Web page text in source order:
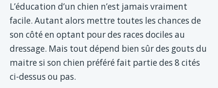
L’éducation d’un chien n’est jamais vraiment
facile. Autant alors mettre toutes les chances de
son côté en optant pour des races dociles au
dressage. Mais tout dépend bien sûr des gouts du
maitre si son chien préféré fait partie des 8 cités
ci-dessus ou pas.